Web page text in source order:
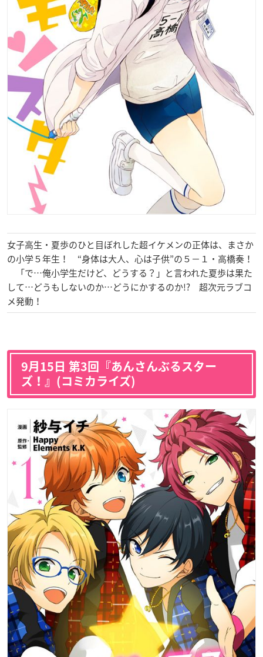
女子高生・夏歩のひと目ぼれした超イケメンの正体は、まさか
の小学５年生！ “身体は大人、心は子供”の５－１・高橋奏！
「で…俺小学生だけど、どうする？」と言われた夏歩は果た
して…どうもしないのか…どうにかするのか!? 超次元ラブコ
メ発動！
9月15日 第3回『あんさんぶるスター
ズ！』(コミカライズ)